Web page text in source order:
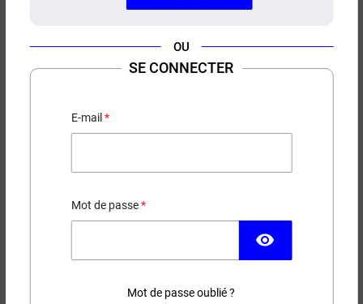
OU
SE CONNECTER
E-mail
Mot de passe
visibility
Mot de passe oublié ?
CONCENTRÉ PÊCHE BLANCHE
CERISE VAPE CITY
13,90 €
EN STOCK
AJOUTER AU PANIER